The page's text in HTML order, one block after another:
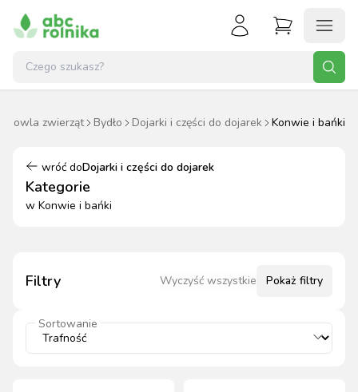
zwierząt Bydło Dojarki i części do dojarek Konwie i bańki
wróć doDojarki i części do dojarek
Kategorie
w Konwie i bańki
Filtry Wyczyść wszystkie Pokaż filtry
Sortowanie